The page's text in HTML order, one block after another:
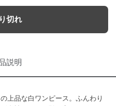
切れ
説明
上品な白ワンピース。ふんわり